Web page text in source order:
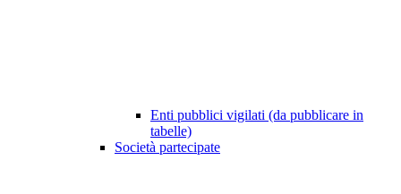
Enti pubblici vigilati (da pubblicare in
tabelle)
Società partecipate